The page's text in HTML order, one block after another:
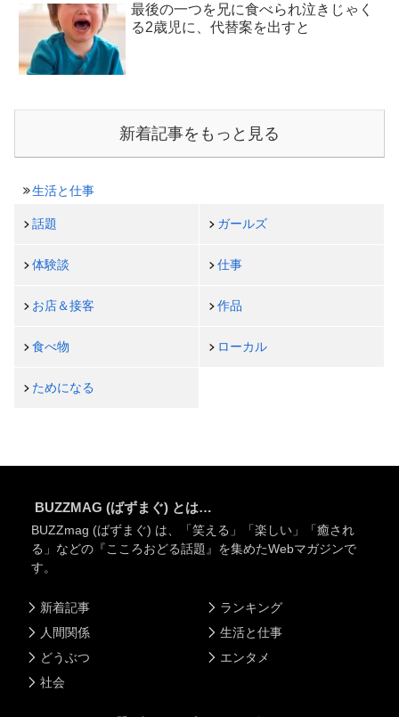
最後の一つを兄に食べられ泣きじゃく
る2歳児に、代替案を出すと
新着記事をもっと見る
生活と仕事
話題 ガールズ
体験談 仕事
お店＆接客 作品
食べ物 ローカル
ためになる
BUZZMAG (ばずまぐ) とは…
BUZZmag (ばずまぐ) は、「笑える」「楽しい」「癒され
る」などの『こころおどる話題』を集めたWebマガジンで
す。
新着記事
人間関係
どうぶつ
社会
ランキング
生活と仕事
エンタメ